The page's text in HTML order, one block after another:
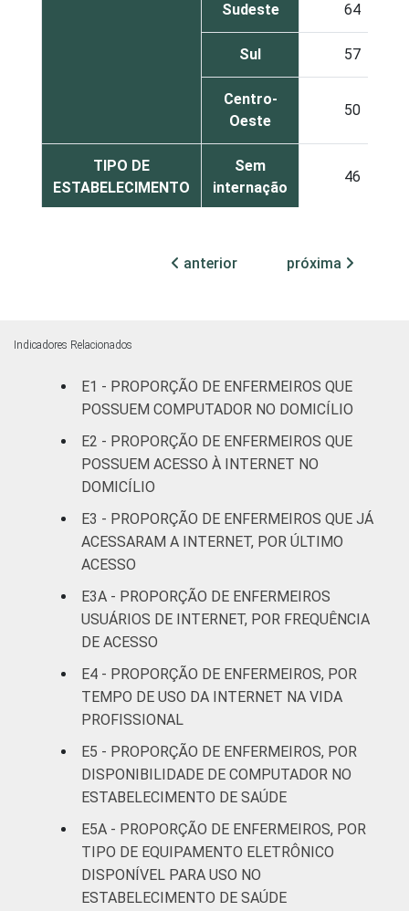
Sudeste 64
Sul 57
Centro-
Oeste
50
TIPO DE
ESTABELECIMENTO
Sem
internação
46
internação
59
(mais de
50 leitos)
anos
31 a 40
anos
41 anos ou
LOCALIZAÇÃO
Interior
Base: 1.612 enfermeiros com acesso a
computador no estabelecimento de saúde.
Respostas estimuladas. Dados coletados
2"Não utiliza" refere-se aos profissionais que
declararam não consultar o dado, apesar de
ele estar disponível.
3"Não está disponível" refere-se aos
anterior próxima
Indicadores Relacionados
E1 - PROPORÇÃO DE ENFERMEIROS QUE
POSSUEM COMPUTADOR NO DOMICÍLIO
E2 - PROPORÇÃO DE ENFERMEIROS QUE
POSSUEM ACESSO À INTERNET NO
DOMICÍLIO
E3 - PROPORÇÃO DE ENFERMEIROS QUE JÁ
ACESSARAM A INTERNET, POR ÚLTIMO
ACESSO
E3A - PROPORÇÃO DE ENFERMEIROS
USUÁRIOS DE INTERNET, POR FREQUÊNCIA
DE ACESSO
E4 - PROPORÇÃO DE ENFERMEIROS, POR
TEMPO DE USO DA INTERNET NA VIDA
PROFISSIONAL
E5 - PROPORÇÃO DE ENFERMEIROS, POR
DISPONIBILIDADE DE COMPUTADOR NO
ESTABELECIMENTO DE SAÚDE
E5A - PROPORÇÃO DE ENFERMEIROS, POR
TIPO DE EQUIPAMENTO ELETRÔNICO
DISPONÍVEL PARA USO NO
ESTABELECIMENTO DE SAÚDE